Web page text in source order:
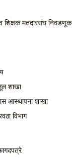
शिक्षक मतदारसंघ
शाखा
आस्थापना शाखा
विभाग